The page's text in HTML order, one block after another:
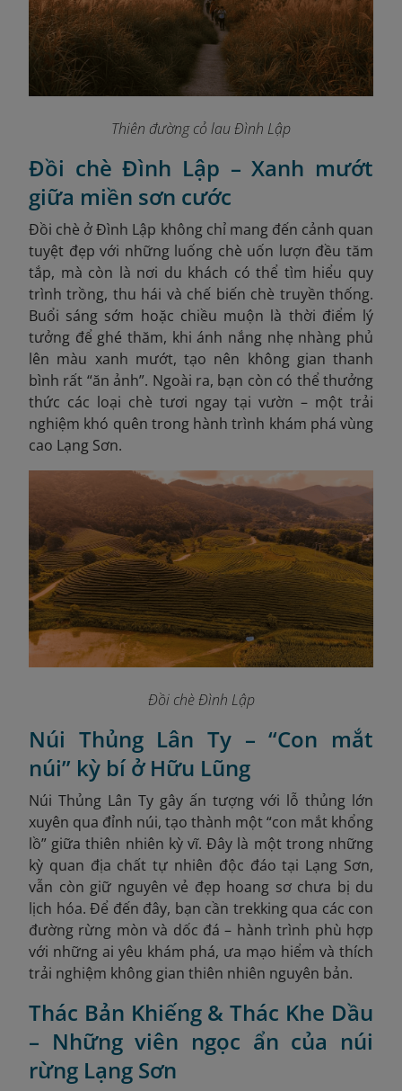
Thiên đường cỏ lau Đình Lập
Đồi chè Đình Lập – Xanh mướt
giữa miền sơn cước
Đồi chè ở Đình Lập không chỉ mang đến cảnh quan
tuyệt đẹp với những luống chè uốn lượn đều tăm
tắp, mà còn là nơi du khách có thể tìm hiểu quy
trình trồng, thu hái và chế biến chè truyền thống.
Buổi sáng sớm hoặc chiều muộn là thời điểm lý
tưởng để ghé thăm, khi ánh nắng nhẹ nhàng phủ
lên màu xanh mướt, tạo nên không gian thanh
bình rất “ăn ảnh”. Ngoài ra, bạn còn có thể thưởng
thức các loại chè tươi ngay tại vườn – một trải
nghiệm khó quên trong hành trình khám phá vùng
cao Lạng Sơn.
Đồi chè Đình Lập
Núi Thủng Lân Ty – “Con mắt
núi” kỳ bí ở Hữu Lũng
Núi Thủng Lân Ty gây ấn tượng với lỗ thủng lớn
xuyên qua đỉnh núi, tạo thành một “con mắt khổng
lồ” giữa thiên nhiên kỳ vĩ. Đây là một trong những
kỳ quan địa chất tự nhiên độc đáo tại Lạng Sơn,
vẫn còn giữ nguyên vẻ đẹp hoang sơ chưa bị du
lịch hóa. Để đến đây, bạn cần trekking qua các con
đường rừng mòn và dốc đá – hành trình phù hợp
với những ai yêu khám phá, ưa mạo hiểm và thích
trải nghiệm không gian thiên nhiên nguyên bản.
Thác Bản Khiếng & Thác Khe Dầu
– Những viên ngọc ẩn của núi
rừng Lạng Sơn